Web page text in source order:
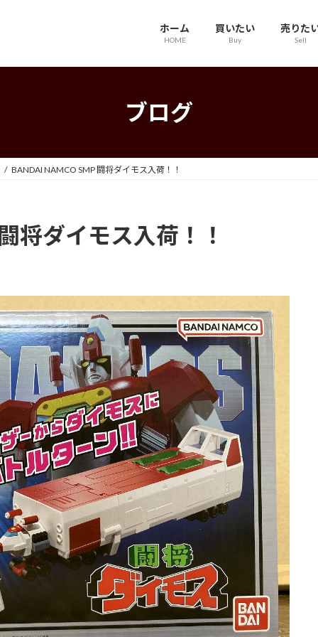
ホーム
HOME
買いたい
Buy
売りた
Sell
ブログ
BANDAI NAMCO SMP 闘将ダイモス入荷！！
将ダイモス入荷！！